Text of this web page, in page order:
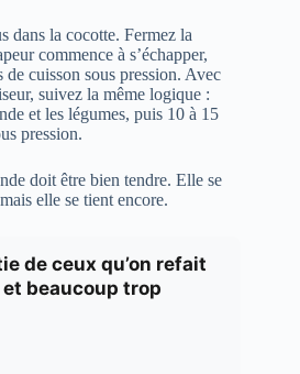
dans la cocotte. Fermez la
commence à s’échapper,
cuisson sous pression. Avec
suivez la même logique :
et les légumes, puis 10 à 15
pression.
doit être bien tendre. Elle se
elle se tient encore.
de ceux qu’on refait
beaucoup trop